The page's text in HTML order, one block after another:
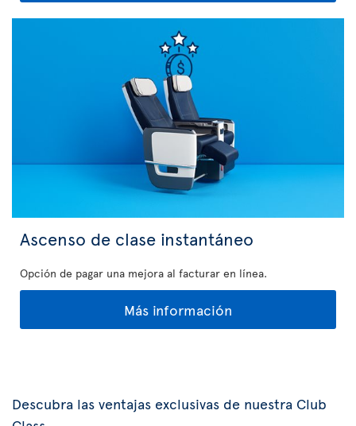
Ascenso de clase instantáneo
Opción de pagar una mejora al facturar en línea.
Más información
Descubra las ventajas exclusivas de nuestra Club